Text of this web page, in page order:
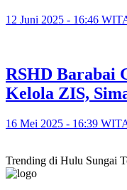
12 Juni 2025 - 16:46
RSHD Barabai
Kelola ZIS,
16 Mei 2025 - 16:39
Trending di Hulu Sungai